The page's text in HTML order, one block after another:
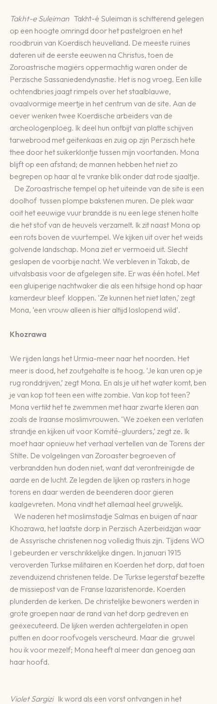
Takht-e Suleiman Takht-é Suleiman is schitterend gelegen
op een hoogte omringd door het pastelgroen en het
roodbruin van Koerdisch heuvelland. De meeste ruïnes
dateren uit de eerste eeuwen na Christus, toen de
Zoroastrische magiërs oppermachtig waren onder de
Perzische Sassaniedendynastie. Het is nog vroeg. Een kille
ochtendbries jaagt rimpels over het staalblauwe,
ovaalvormige meertje in het centrum van de site. Aan de
oever wenken twee Koerdische arbeiders van de
archeologenploeg. Ik deel hun ontbijt van platte schijven
tarwebrood met geitenkaas en zuig op zijn Perzisch hete
thee door het suikerklontje tussen mijn voortanden. Mona
blijft op een afstand; de mannen hebben het niet zo
begrepen op haar al te vranke blik onder dat rode sjaaltje.
De Zoroastrische tempel op het uiteinde van de site is een
doolhof tussen plompe bakstenen muren. De plek waar
ooit het eeuwige vuur brandde is nu een lege stenen holte
die het stof van de heuvels verzamelt. Ik zit naast Mona op
een rots boven de vuurtempel. We kijken uit over het weids
golvende landschap. Mona ziet er vermoeid uit. Slecht
geslapen de voorbije nacht. We verbleven in Takab, de
uitvalsbasis voor de afgelegen site. Er was één hotel. Met
een gluiperige nachtwaker die als een hitsige hond op haar
kamerdeur bleef kloppen. ‘Ze kunnen het niet laten,’ zegt
Mona, ‘een vrouw alleen is hier altijd loslopend wild’.
Khozrawa
We rijden langs het Urmia-meer naar het noorden. Het
meer is dood, het zoutgehalte is te hoog. ‘Je kan uren op je
rug ronddrijven,’ zegt Mona. En als je uit het water komt, ben
je van kop tot teen een witte zombie. Van kop tot teen?
Mona vertikt het te zwemmen met haar zwarte kleren aan
zoals de Iraanse moslimvrouwen. ‘We zoeken een verlaten
strandje en kijken uit voor Komité-gluurders,’ zegt ze. Ik
moet haar opnieuw het verhaal vertellen van de Torens der
Stilte. De volgelingen van Zoroaster begroeven of
verbrandden hun doden niet, want dat verontreinigde de
aarde en de lucht. Ze legden de lijken op rasters in hoge
torens en daar werden de beenderen door gieren
kaalgevreten. Mona vindt het allemaal heel gruwelijk.
We naderen het moslimstadje Salmas en buigen af naar
Khozrawa, het laatste dorp in Perzisch Azerbeidzjan waar
de Assyrische christenen nog volledig thuis zijn. Tijdens WO
I gebeurden er verschrikkelijke dingen. In januari 1915
veroverden Turkse militairen en Koerden het dorp, dat toen
zevenduizend christenen telde. De Turkse legerstaf bezette
de missiepost van de Franse lazaristenorde. Koerden
plunderden de kerken. De christelijke bewoners werden in
grote groepen naar de rand van het dorp gedreven en
geëxecuteerd. De lijken werden achtergelaten in open
putten en door roofvogels verscheurd. Maar die gruwel
hou ik voor mezelf; Mona heeft al meer dan genoeg aan
haar hoofd.
Violet SargiziIk word als een vorst ontvangen in het